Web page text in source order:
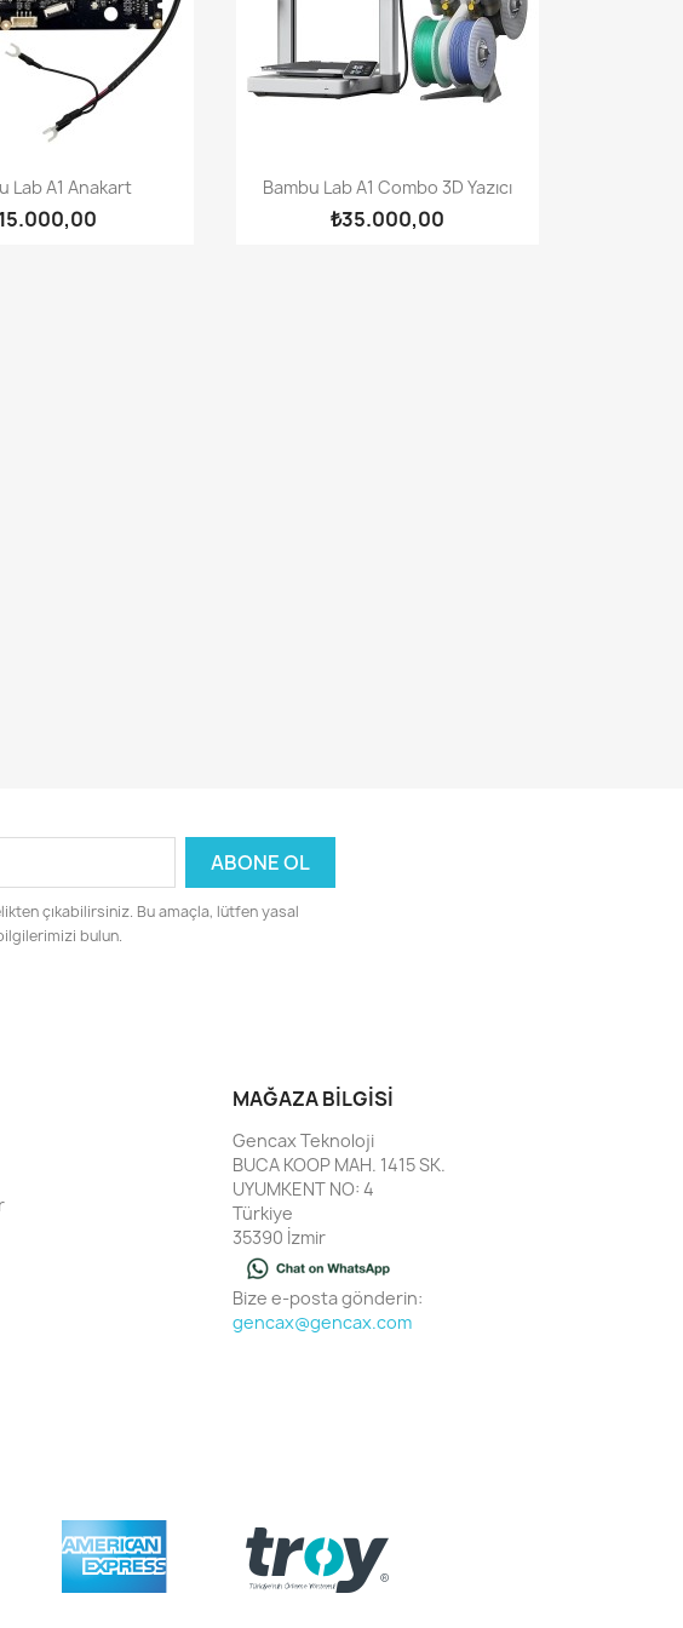
Görünüm
Lab A1 Anakart Hızlı Görünüm
Bambu Lab A1 Combo 3D Yazıcı
₺35.000,00
çıkabilirsiniz. Bu amaçla, lütfen yasal
bulun.
MAĞAZA BILGISI
Gencax Teknoloji
BUCA KOOP MAH. 1415 SK.
UYUMKENT NO: 4
Türkiye
35390 İzmir
Bize e-posta gönderin:
gencax@gencax.com